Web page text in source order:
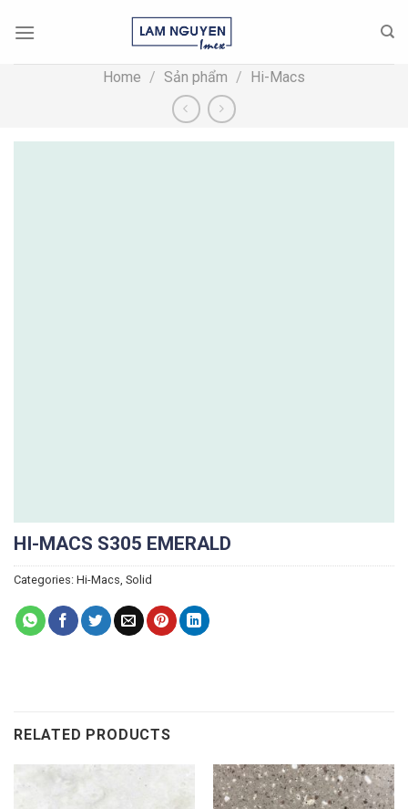
Home / Sản phẩm / Hi-Macs
HI-MACS S305 EMERALD
Categories: Hi-Macs, Solid
RELATED PRODUCTS